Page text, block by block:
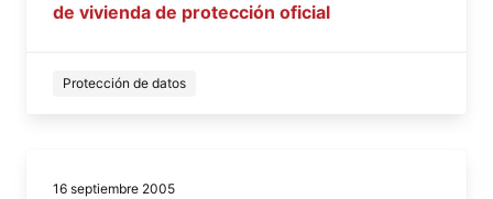
de vivienda de protección oficial
Protección de datos
16 septiembre 2005